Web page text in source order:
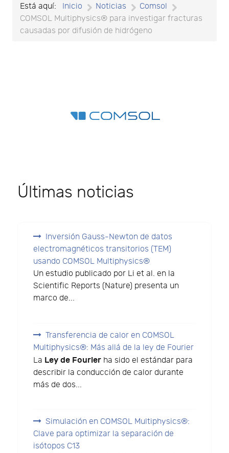
Está aquí: Inicio Noticias
Comsol
COMSOL Multiphysics® para investigar fracturas
causadas por difusión de hidrógeno
Últimas noticias
Inversión Gauss-Newton de datos
electromagnéticos transitorios (TEM)
usando COMSOL Multiphysics®
Un estudio publicado por Li et al. en la
Scientific Reports (Nature) presenta un
marco de...
Transferencia de calor en COMSOL
Multiphysics®: Más allá de la ley de Fourier
La Ley de Fourier ha sido el estándar para
describir la conducción de calor durante
más de dos...
Simulación en COMSOL Multiphysics®:
Clave para optimizar la separación de
isótopos C13